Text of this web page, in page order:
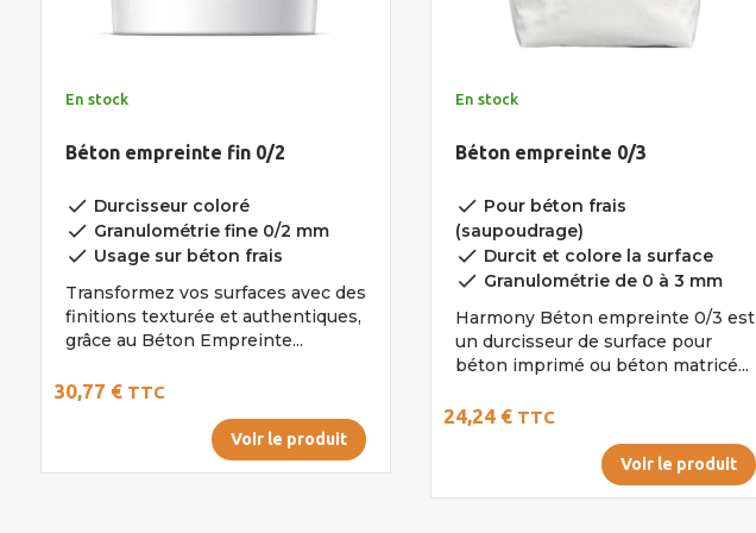
En stock
Béton empreinte fin 0/2
done Durcisseur coloré
done Granulométrie fine 0/2 mm
done Usage sur béton frais
Transformez vos surfaces avec des
finitions texturée et authentiques,
grâce au Béton Empreinte...
30,77 € TTC
Voir le produit
En stock
Béton empreinte 0/3
done Pour béton frais
(saupoudrage)
done Durcit et colore la surface
done Granulométrie de 0 à 3 mm
Harmony Béton empreinte 0/3 est
un durcisseur de surface pour
béton imprimé ou béton matricé...
24,24 € TTC
Voir le produit